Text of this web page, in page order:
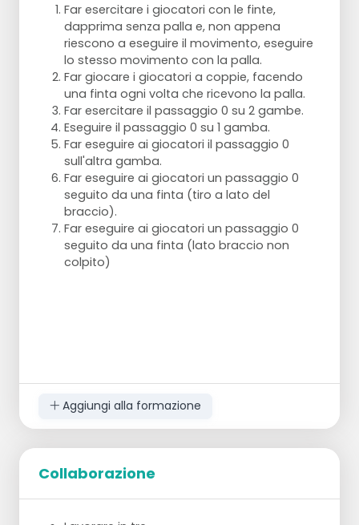
Far esercitare i giocatori con le finte,
dapprima senza palla e, non appena
riescono a eseguire il movimento, eseguire
lo stesso movimento con la palla.
Far giocare i giocatori a coppie, facendo
una finta ogni volta che ricevono la palla.
Far esercitare il passaggio 0 su 2 gambe.
Eseguire il passaggio 0 su 1 gamba.
Far eseguire ai giocatori il passaggio 0
sull'altra gamba.
Far eseguire ai giocatori un passaggio 0
seguito da una finta (tiro a lato del
braccio).
Far eseguire ai giocatori un passaggio 0
seguito da una finta (lato braccio non
colpito)
Aggiungi alla formazione
Collaborazione